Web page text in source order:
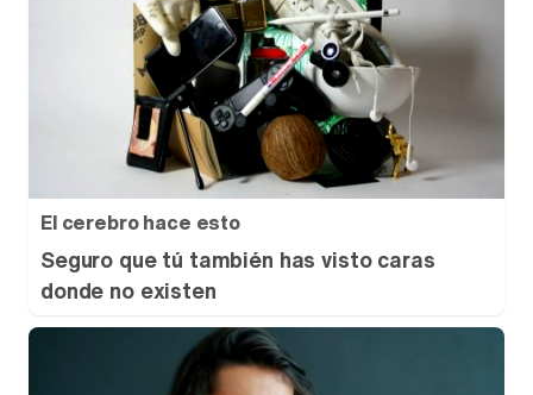
El cerebro hace esto
Seguro que tú también has visto caras
donde no existen